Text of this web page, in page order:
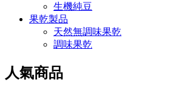
生機純豆
果乾製品
天然無調味果乾
調味果乾
人氣商品